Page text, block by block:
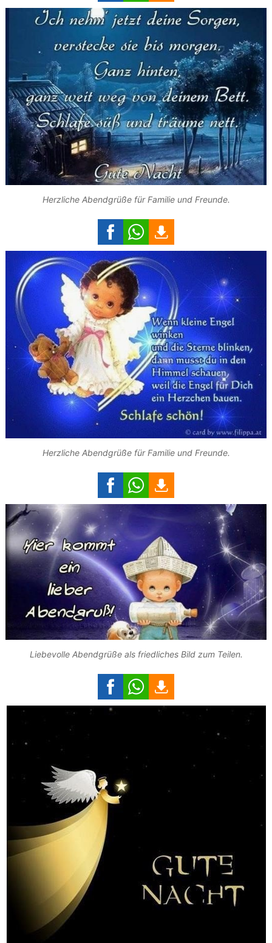
Herzliche Abendgrüße für Familie und Freunde.
Herzliche Abendgrüße für Familie und Freunde.
Liebevolle Abendgrüße als friedliches Bild zum Teilen.